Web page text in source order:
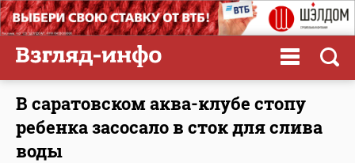
В саратовском аква-клубе стопу
ребенка засосало в сток для слива
воды